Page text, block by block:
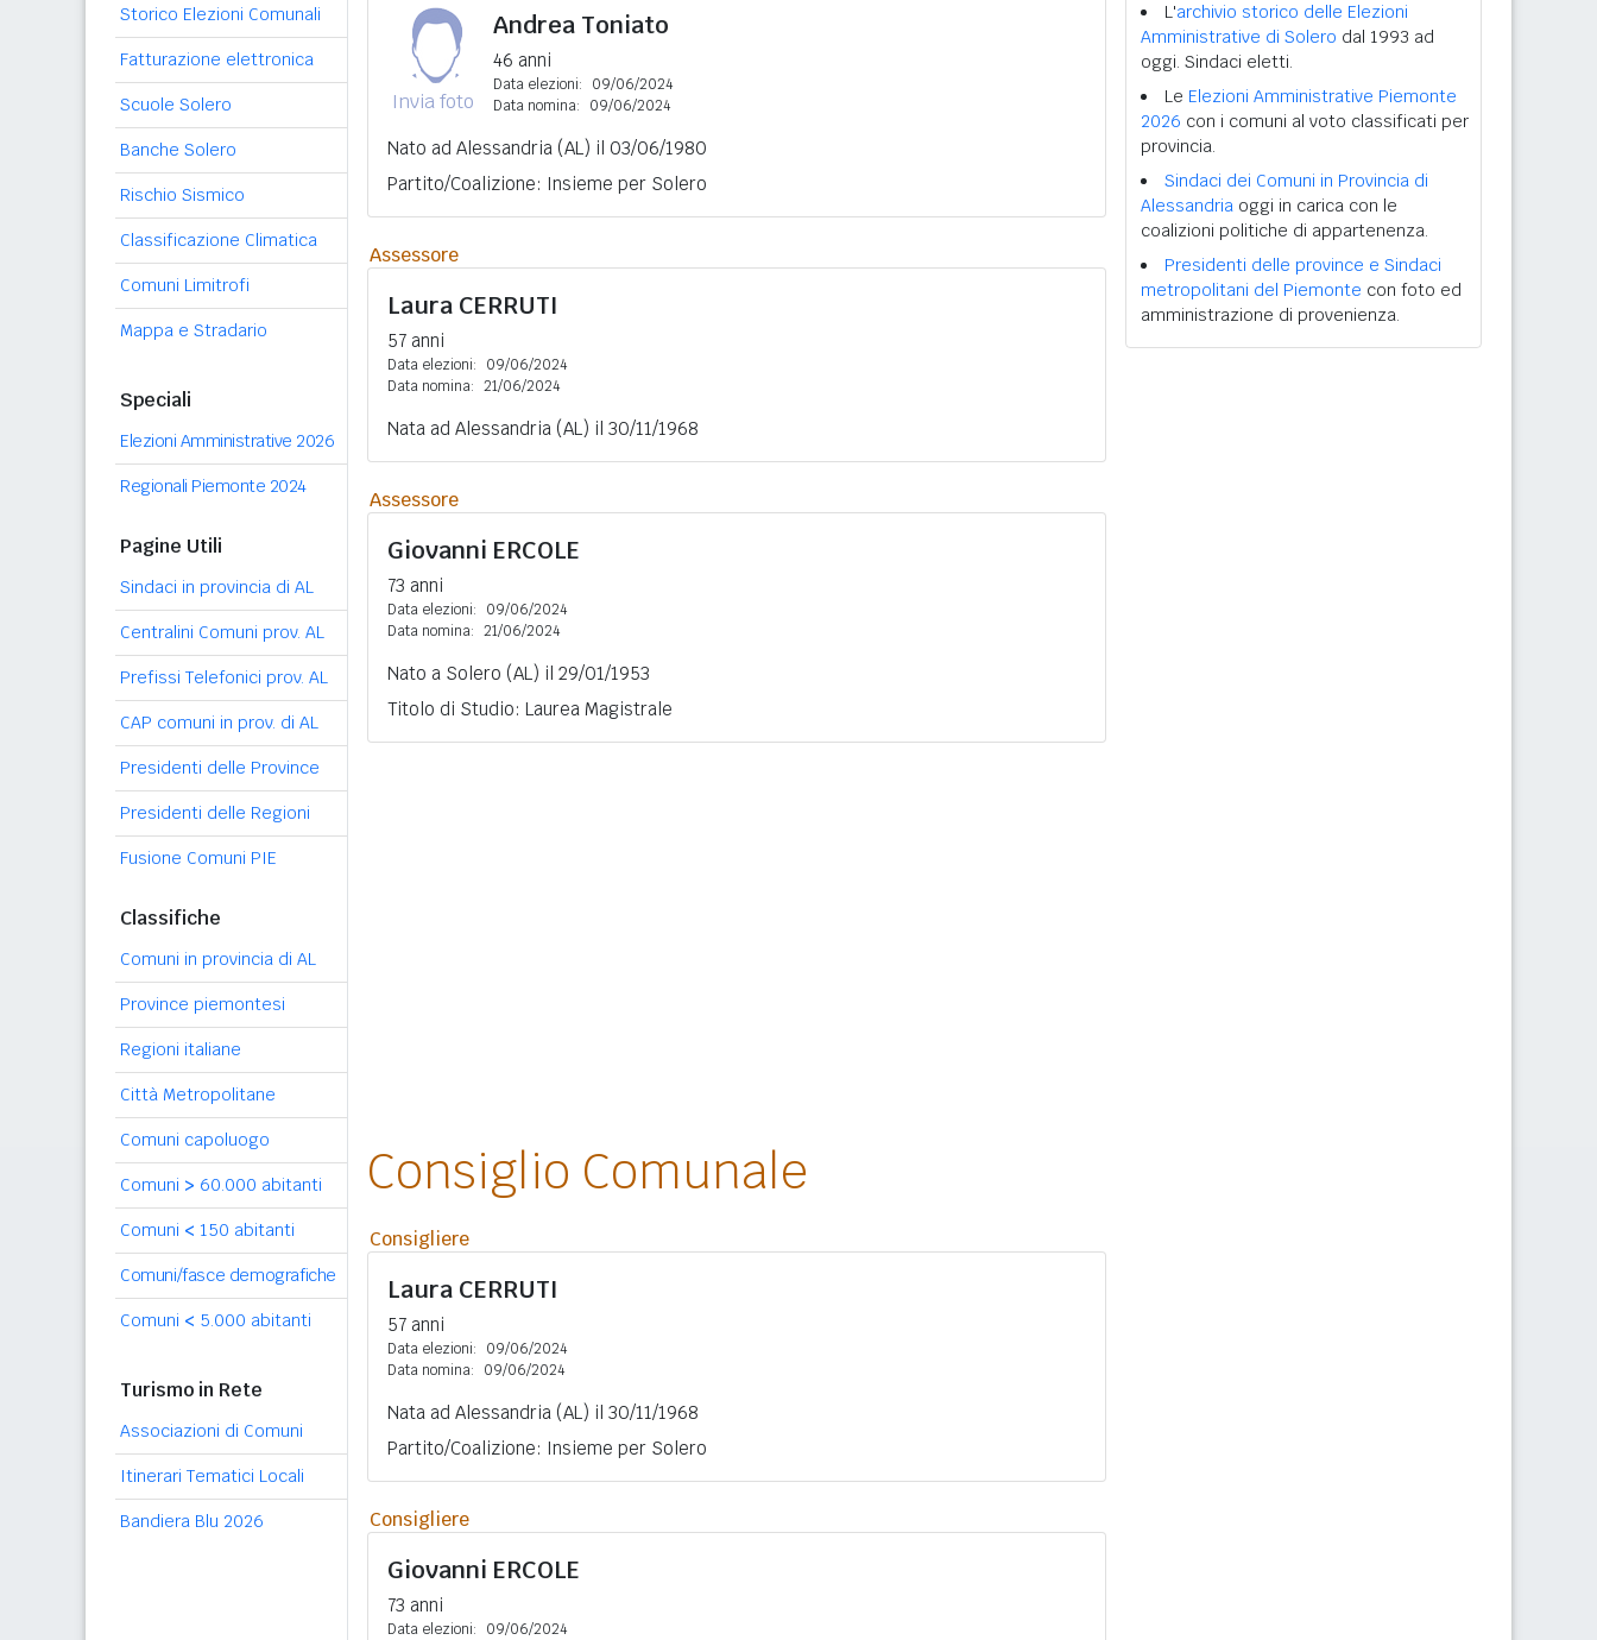
Storico Elezioni Comunali
Fatturazione elettronica
Scuole Solero
Banche Solero
Rischio Sismico
Classificazione Climatica
Comuni Limitrofi
Mappa e Stradario
Speciali
Elezioni Amministrative 2026
Regionali Piemonte 2024
Pagine Utili
Sindaci in provincia di AL
Centralini Comuni prov. AL
Prefissi Telefonici prov. AL
CAP comuni in prov. di AL
Presidenti delle Province
Presidenti delle Regioni
Fusione Comuni PIE
Classifiche
Comuni in provincia di AL
Province piemontesi
Regioni italiane
Città Metropolitane
Comuni capoluogo
Comuni > 60.000 abitanti
Comuni < 150 abitanti
Comuni/fasce demografiche
Comuni < 5.000 abitanti
Turismo in Rete
Associazioni di Comuni
Itinerari Tematici Locali
Bandiera Blu 2026
Invia foto
Andrea Toniato
46 anni
Data elezioni:
09/06/2024
Data nomina:
09/06/2024
Nato ad Alessandria (AL) il 03/06/1980
Partito/Coalizione: Insieme per Solero
Assessore
Laura CERRUTI
57 anni
Data elezioni:
09/06/2024
Data nomina: 21/06/2024
Nata ad Alessandria (AL) il 30/11/1968
Assessore
Giovanni ERCOLE
73 anni
Data elezioni:
09/06/2024
Data nomina: 21/06/2024
Nato a Solero (AL) il 29/01/1953
Titolo di Studio: Laurea Magistrale
Consiglio Comunale
Consigliere
Laura CERRUTI
57 anni
Data elezioni:
09/06/2024
Data nomina:
09/06/2024
Nata ad Alessandria (AL) il 30/11/1968
Partito/Coalizione: Insieme per Solero
Consigliere
Giovanni ERCOLE
73 anni
Data elezioni:
09/06/2024
L'archivio storico delle Elezioni
Amministrative di Solero dal 1993 ad
oggi. Sindaci eletti.
Le Elezioni Amministrative Piemonte
2026 con i comuni al voto classificati per
provincia.
Sindaci dei Comuni in Provincia di
Alessandria oggi in carica con le
coalizioni politiche di appartenenza.
Presidenti delle province e Sindaci
metropolitani del Piemonte con foto ed
amministrazione di provenienza.